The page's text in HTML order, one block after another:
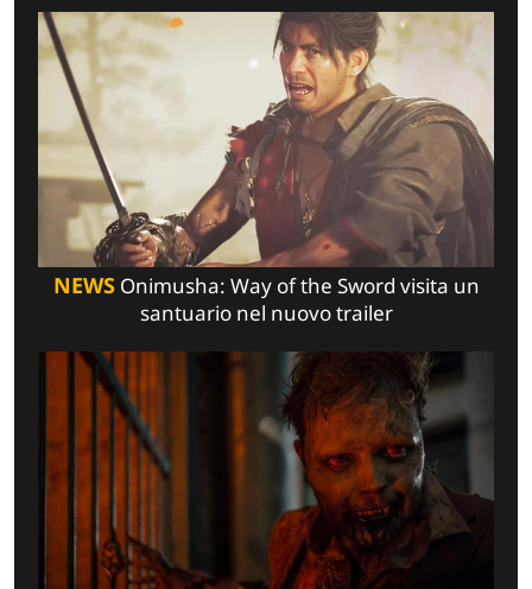
NEWSOnimusha: Way of the Sword visita un
santuario nel nuovo trailer